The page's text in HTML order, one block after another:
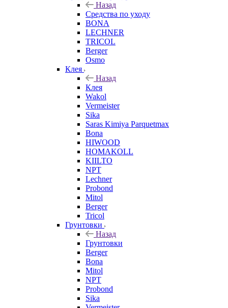
Назад
Средства по уходу
BONA
LECHNER
TRICOL
Berger
Osmo
Клея
Назад
Клея
Wakol
Vermeister
Sika
Saras Kimiya Parquetmax
Bona
HIWOOD
HOMAKOLL
KIILTO
NPT
Lechner
Probond
Mitol
Berger
Tricol
Грунтовки
Назад
Грунтовки
Berger
Bona
Mitol
NPT
Probond
Sika